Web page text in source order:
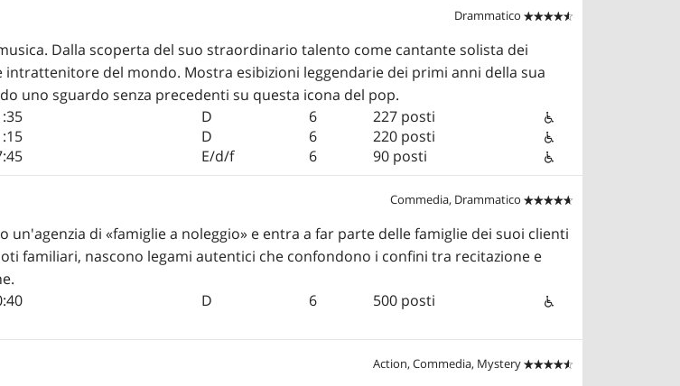
Drammatico 

Dalla scoperta del suo straordinario talento come cantante solista dei
del mondo. Mostra esibizioni leggendarie dei primi anni della sua
uno sguardo senza precedenti su questa icona del pop.
D 6
227 posti
D 6
220 posti
E/d/f 6 90 posti
Commedia, Drammatico 

di «famiglie a noleggio» e entra a far parte delle famiglie dei suoi clienti
familiari, nascono legami autentici che confondono i confini tra recitazione e
D 6 500 posti
Action, Commedia, Mystery 
